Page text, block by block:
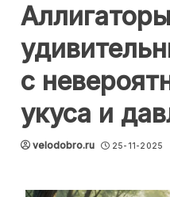
с
укуса и
velodobro.ru 25-11-2025